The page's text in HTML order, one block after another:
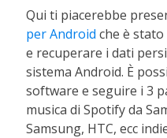
Qui ti piacerebbe
per Android che è
e recuperare i dati
sistema Android. È
software e seguire i 3
musica di Spotify da
Samsung, HTC, ecc